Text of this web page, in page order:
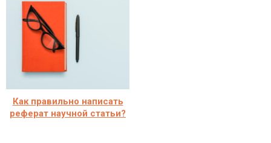
Как правильно написать
реферат научной статьи?